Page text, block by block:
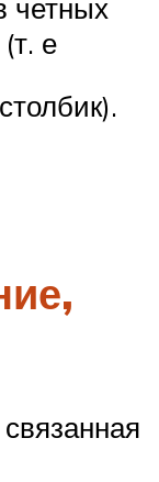
четных
е